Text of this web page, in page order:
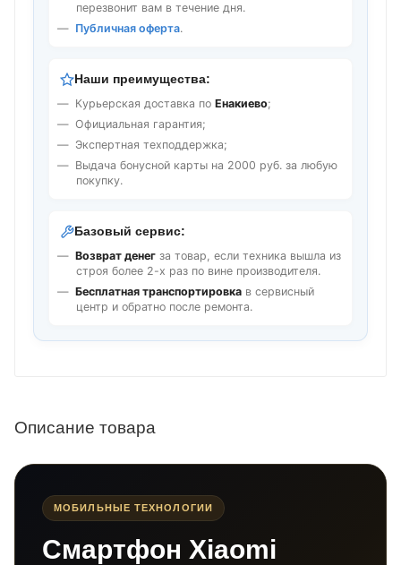
перезвонит вам в течение дня.
Публичная оферта.
Наши преимущества:
Курьерская доставка по Енакиево;
Официальная гарантия;
Экспертная техподдержка;
Выдача бонусной карты на 2000 руб. за любую
покупку.
Базовый сервис:
Возврат денег за товар, если техника вышла из
строя более 2-х раз по вине производителя.
Бесплатная транспортировка в сервисный
центр и обратно после ремонта.
Описание товара
МОБИЛЬНЫЕ ТЕХНОЛОГИИ
Смартфон Xiaomi